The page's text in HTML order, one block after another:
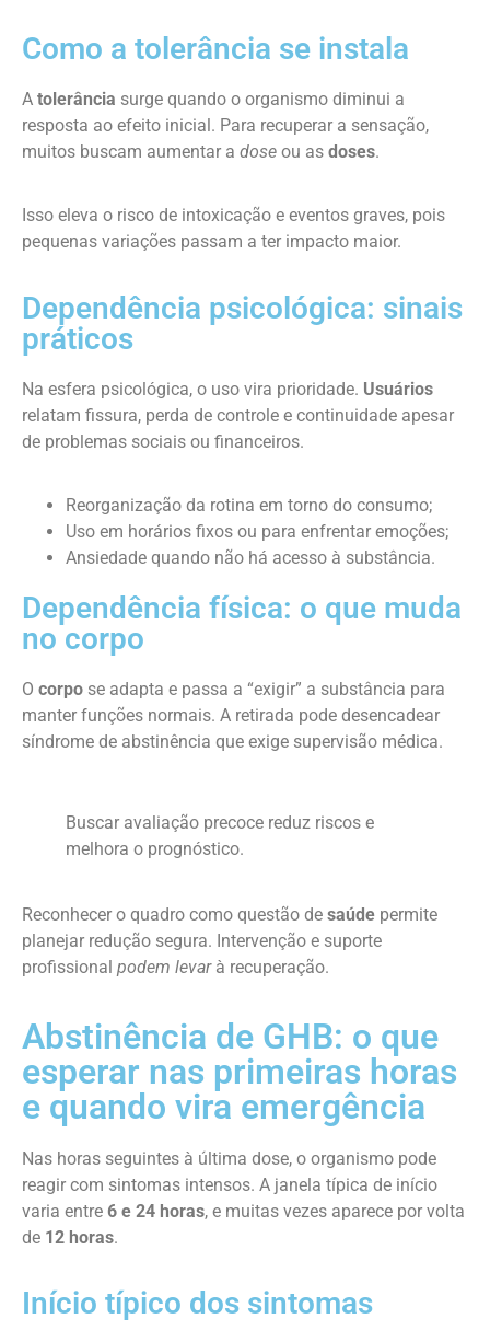
Como a tolerância se instala
A tolerância surge quando o organismo diminui a
resposta ao efeito inicial. Para recuperar a sensação,
muitos buscam aumentar a dose ou as doses.
Isso eleva o risco de intoxicação e eventos graves, pois
pequenas variações passam a ter impacto maior.
Dependência psicológica: sinais
práticos
Na esfera psicológica, o uso vira prioridade. Usuários
relatam fissura, perda de controle e continuidade apesar
de problemas sociais ou financeiros.
Reorganização da rotina em torno do consumo;
Uso em horários fixos ou para enfrentar emoções;
Ansiedade quando não há acesso à substância.
Dependência física: o que muda
no corpo
O corpo se adapta e passa a “exigir” a substância para
manter funções normais. A retirada pode desencadear
síndrome de abstinência que exige supervisão médica.
Buscar avaliação precoce reduz riscos e
melhora o prognóstico.
Reconhecer o quadro como questão de saúde permite
planejar redução segura. Intervenção e suporte
profissional podem levarà recuperação.
Abstinência de GHB: o que
esperar nas primeiras horas
e quando vira emergência
Nas horas seguintes à última dose, o organismo pode
reagir com sintomas intensos. A janela típica de início
varia entre 6 e 24 horas, e muitas vezes aparece por volta
de 12 horas.
Início típico dos sintomas